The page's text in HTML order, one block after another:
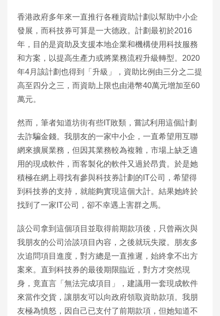
香港政府多年來一直推行各種資助計劃以幫助中小企
發展，而科技券可算是一大德政。計劃最初於2016
年，目的是資助及支援本地企業和機構使用科技服務
和方案，以提高生產力或將業務流程升級轉型。2020
年4月該計劃也得到「升級」，資助比例由三分之二提
高至四分之三，而資助上限也由港幣40萬元增加至60
萬元。
然而，筆者知道坊街有些IT敗類，嘗試利用這個計劃
去詐騙金錢。我朋友的一家中小企，一直希望用互聯
網來擴展業務，但因其業務較為複雜，市場上缺乏適
用的現成軟件，而客製化的軟件又過於昂貴。於是她
積極在網上尋找有參與科技券計劃的IT公司，希望得
到科技券的支持，就能夠實現這個大計。結果她終於
找到了一家IT公司，卻不幸遇上害群之馬。
該公司拿到這個項目並取得前期款項後，只曾兩次與
我朋友的公司洽談項目內容，之後就玩失蹤。朋友多
次追問項目進度，對方總是一直推遲，始終拿不出方
案來。直到科技券的最後期限臨近，對方才突然現
身，竟直言「無法完成項目」，建議用一套現成軟件
來當作交貨，讓朋友可以向政府領取資助款項。我朋
友極為憤怒，因自己已支付了前期款項，但她知道不